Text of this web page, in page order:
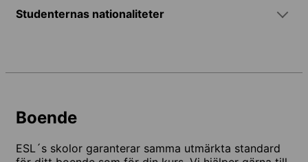
Studenternas nationaliteter
Boende
ESL´s skolor garanterar samma utmärkta standard